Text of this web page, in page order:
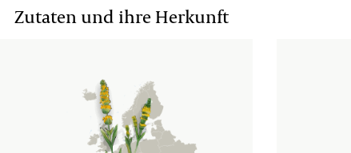
Zutaten und ihre Herkunft